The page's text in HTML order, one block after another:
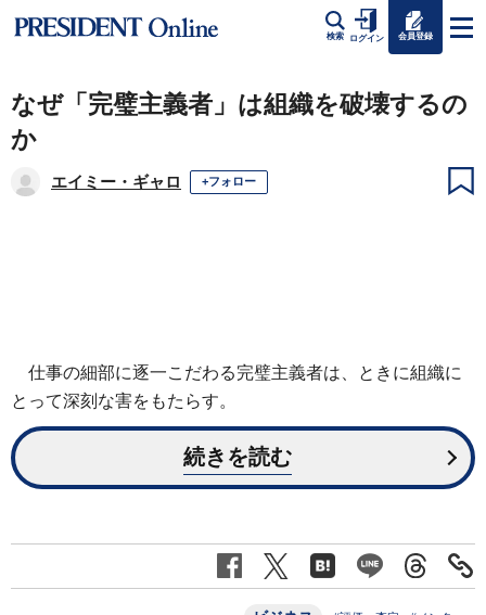
検索 ログイン 会員登録
なぜ「完璧主義者」は組織を破壊するの
か
エイミー・ギャロ +フォロー
仕事の細部に逐一こだわる完璧主義者は、ときに組織に
とって深刻な害をもたらす。
続きを読む